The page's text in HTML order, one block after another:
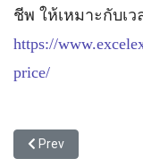
ชีพ ให้เหมาะกับเว
https://
price/
Previous article: วิดี
Prev